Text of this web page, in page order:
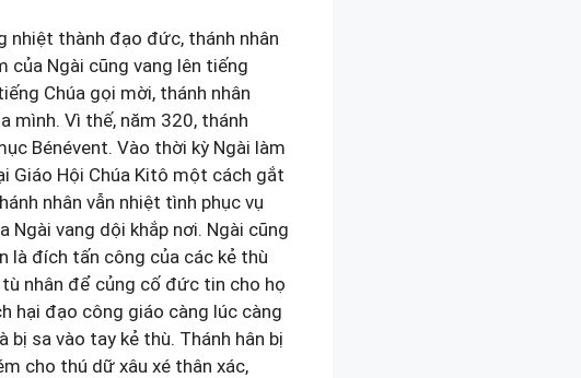
nhiệt thành đạo đức, thánh nhân
Ngài cũng vang lên tiếng
Chúa gọi mời, thánh nhân
mình. Vì thế, năm 320, thánh
Bénévent. Vào thời kỳ Ngài làm
Giáo Hội Chúa Kitô một cách gắt
nhân vẫn nhiệt tình phục vụ
Ngài vang dội khắp nơi. Ngài cũng
là đích tấn công của các kẻ thù
nhân để củng cố đức tin cho họ
hại đạo công giáo càng lúc càng
sa vào tay kẻ thù. Thánh hân bị
cho thú dữ xâu xé thân xác,